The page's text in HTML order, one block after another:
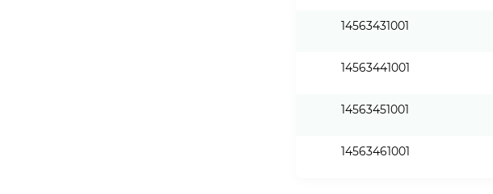
14563431001
14563441001
14563451001
14563461001